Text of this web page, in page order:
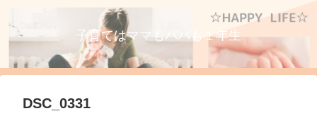
子育てはママもパパも１年生
DSC_0331